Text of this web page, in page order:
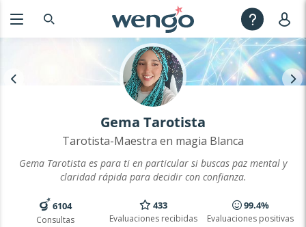
Gema Tarotista
Tarotista-Maestra en magia Blanca
Gema Tarotista es para ti en particular si buscas paz mental y
claridad rápida para decidir con confianza.
6104
Consultas
433
Evaluaciones recibidas
99.4%
Evaluaciones positivas